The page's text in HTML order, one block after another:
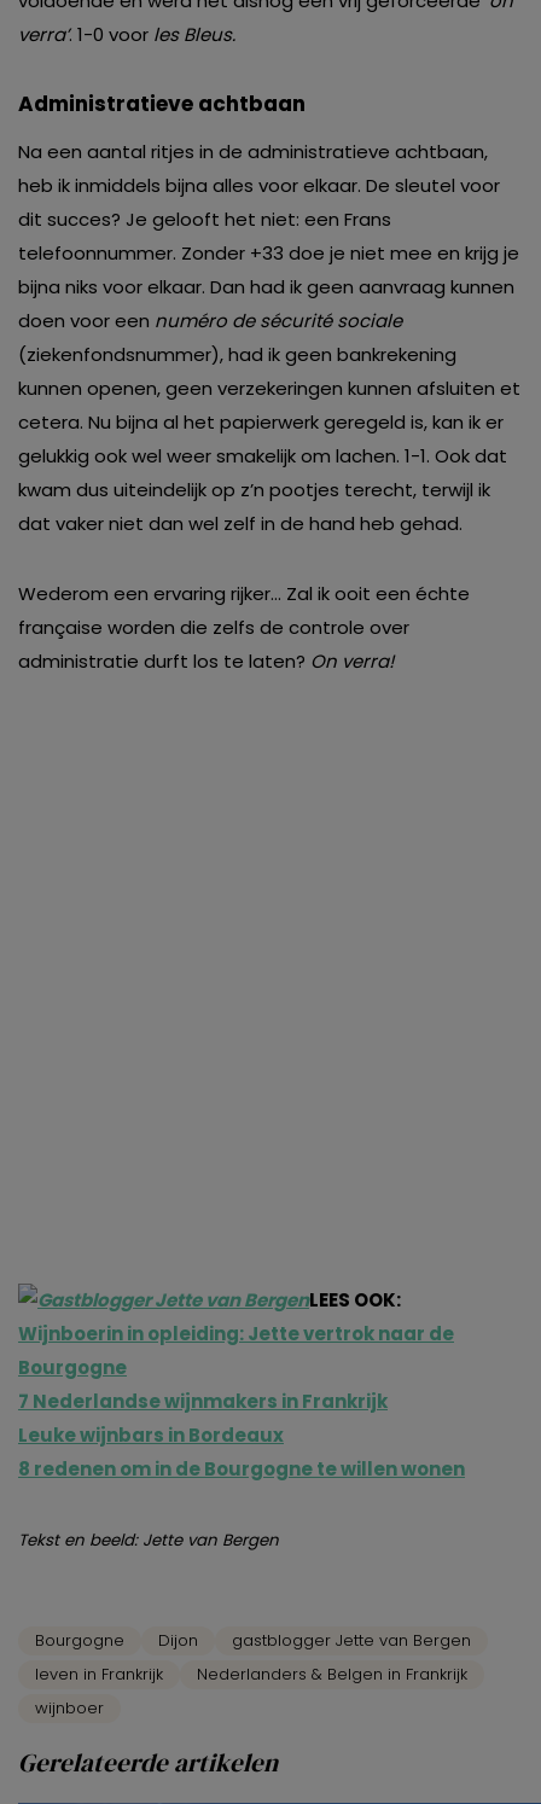
verra’. 1-0 voor les Bleus.
Administratieve achtbaan
Na een aantal ritjes in de administratieve achtbaan,
heb ik inmiddels bijna alles voor elkaar. De sleutel voor
dit succes? Je gelooft het niet: een Frans
telefoonnummer. Zonder +33 doe je niet mee en krijg je
bijna niks voor elkaar. Dan had ik geen aanvraag kunnen
doen voor een numéro de sécurité sociale
(ziekenfondsnummer), had ik geen bankrekening
kunnen openen, geen verzekeringen kunnen afsluiten et
cetera. Nu bijna al het papierwerk geregeld is, kan ik er
gelukkig ook wel weer smakelijk om lachen. 1-1. Ook dat
kwam dus uiteindelijk op z’n pootjes terecht, terwijl ik
dat vaker niet dan wel zelf in de hand heb gehad.
Wederom een ervaring rijker… Zal ik ooit een échte
française worden die zelfs de controle over
administratie durft los te laten? On verra!
LEES OOK:
Wijnboerin in opleiding: Jette vertrok naar de
Bourgogne
7 Nederlandse wijnmakers in Frankrijk
Leuke wijnbars in Bordeaux
8 redenen om in de Bourgogne te willen wonen
Tekst en beeld: Jette van Bergen
Bourgogne Dijon
gastblogger Jette van Bergen
leven in Frankrijk
Nederlanders & Belgen in Frankrijk
wijnboer
Gerelateerde artikelen